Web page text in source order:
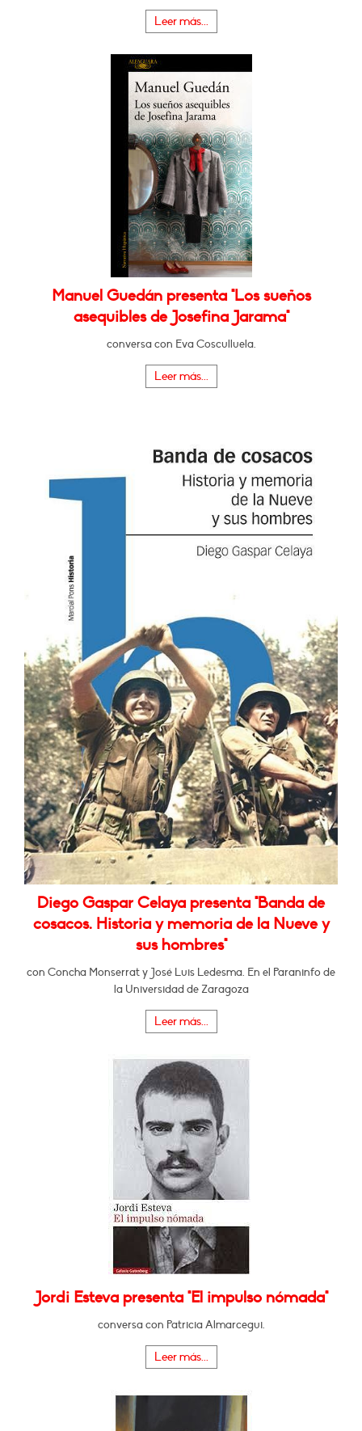
Leer más...
Manuel Guedán presenta "Los sueños
asequibles de Josefina Jarama"
conversa con Eva Cosculluela.
Leer más...
Diego Gaspar Celaya presenta "Banda de
cosacos. Historia y memoria de la Nueve y
sus hombres"
con Concha Monserrat y José Luis Ledesma. En el Paraninfo de
la Universidad de Zaragoza
Leer más...
Jordi Esteva presenta "El impulso nómada"
conversa con Patricia Almarcegui.
Leer más...